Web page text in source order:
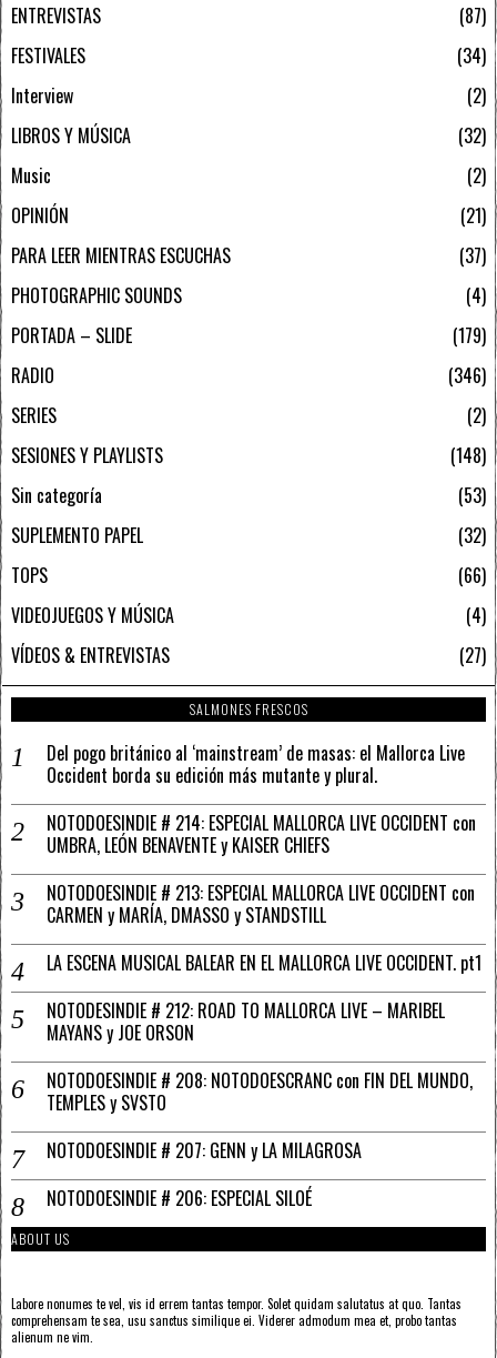
ENTREVISTAS
87
FESTIVALES
34
Interview
2
LIBROS Y MÚSICA
32
Music
2
OPINIÓN
21
PARA LEER MIENTRAS ESCUCHAS
37
PHOTOGRAPHIC SOUNDS
4
PORTADA – SLIDE
179
RADIO
346
SERIES
2
SESIONES Y PLAYLISTS
148
Sin categoría
53
SUPLEMENTO PAPEL
32
TOPS
66
VIDEOJUEGOS Y MÚSICA
4
VÍDEOS & ENTREVISTAS
27
SALMONES FRESCOS
Del pogo británico al ‘mainstream’ de masas: el Mallorca Live
Occident borda su edición más mutante y plural.
NOTODOESINDIE # 214: ESPECIAL MALLORCA LIVE OCCIDENT con
UMBRA, LEÓN BENAVENTE y KAISER CHIEFS
NOTODOESINDIE # 213: ESPECIAL MALLORCA LIVE OCCIDENT con
CARMEN y MARÍA, DMASSO y STANDSTILL
LA ESCENA MUSICAL BALEAR EN EL MALLORCA LIVE OCCIDENT. pt1
NOTODESINDIE # 212: ROAD TO MALLORCA LIVE – MARIBEL
MAYANS y JOE ORSON
NOTODOESINDIE # 208: NOTODOESCRANC con FIN DEL MUNDO,
TEMPLES y SVSTO
NOTODOESINDIE # 207: GENN y LA MILAGROSA
NOTODOESINDIE # 206: ESPECIAL SILOÉ
ABOUT US
Labore nonumes te vel, vis id errem tantas tempor. Solet quidam salutatus at quo. Tantas
comprehensam te sea, usu sanctus similique ei. Viderer admodum mea et, probo tantas
alienum ne vim.